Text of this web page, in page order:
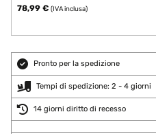
78,99 € (IVA inclusa)
Pronto per la spedizione
Tempi di spedizione: 2 - 4 giorni
14 giorni diritto di recesso